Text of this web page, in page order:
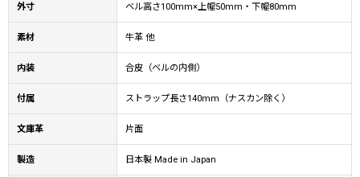
外寸 ベル高さ100mm×上幅50mm・下幅80mm
素材 牛革 他
内装 合皮（ベルの内側）
付属 ストラップ長さ140mm（ナスカン除く）
文庫革 片面
製造 日本製 Made in Japan